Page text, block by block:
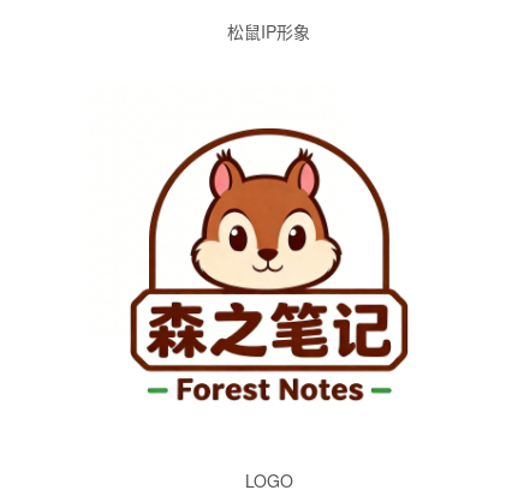
松鼠IP形象
LOGO